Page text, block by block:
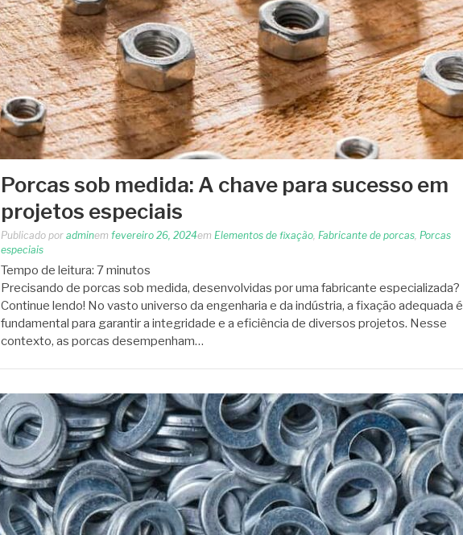
Porcas sob medida: A chave para sucesso em
projetos especiais
Publicado por adminem fevereiro 26, 2024em Elementos de fixação, Fabricante de porcas, Porcas
especiais
Tempo de leitura: 7minutos
Precisando de porcas sob medida, desenvolvidas por uma fabricante especializada?
Continue lendo! No vasto universo da engenharia e da indústria, a fixação adequada é
fundamental para garantir a integridade e a eficiência de diversos projetos. Nesse
contexto, as porcas desempenham…